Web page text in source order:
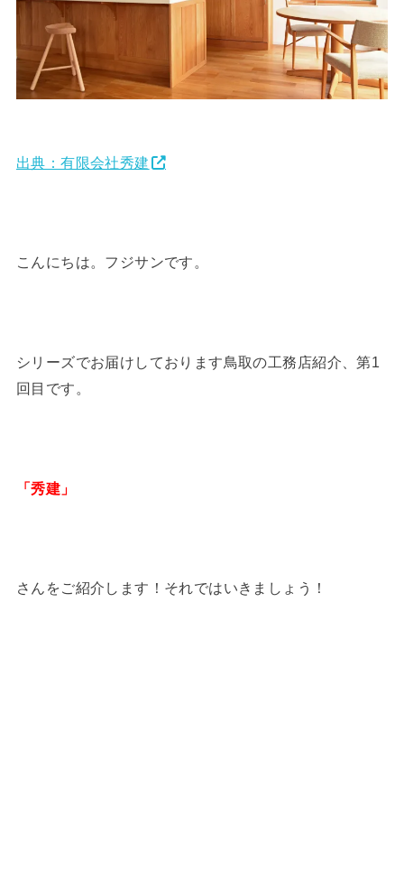
出典：有限会社秀建
こんにちは。フジサンです。
シリーズでお届けしております鳥取の工務店紹介、第1
回目です。
「秀建」
さんをご紹介します！それではいきましょう！